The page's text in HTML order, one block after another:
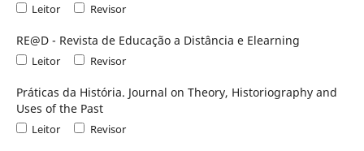
Leitor Revisor
RE@D - Revista de Educação a Distância e Elearning
Leitor Revisor
Práticas da História. Journal on Theory, Historiography and
Uses of the Past
Leitor Revisor